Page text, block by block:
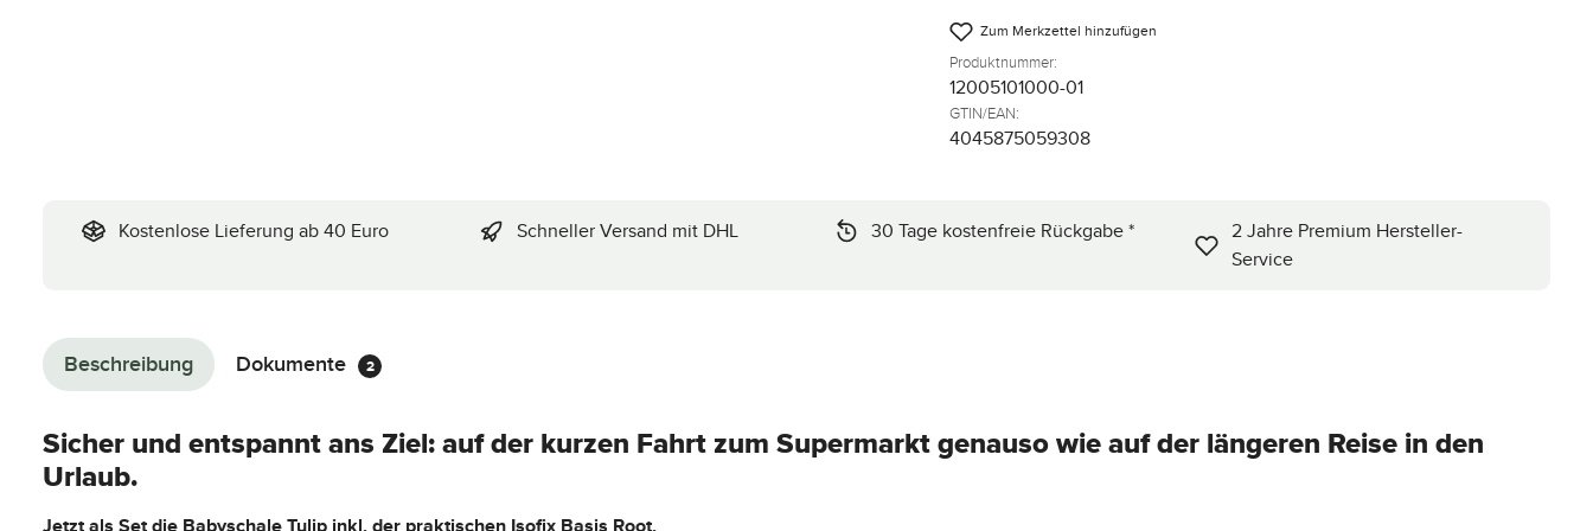
Zum Merkzettel hinzufügen
Produktnummer:
12005101000-01
GTIN/EAN:
4045875059308
Kostenlose Lieferung ab 40 Euro Schneller Versand mit DHL 30 Tage kostenfreie Rückgabe *
2 Jahre Premium Hersteller-
Service
Beschreibung Dokumente 2
Sicher und entspannt ans Ziel: auf der kurzen Fahrt zum Supermarkt genauso wie auf der längeren Reise in den
Urlaub.